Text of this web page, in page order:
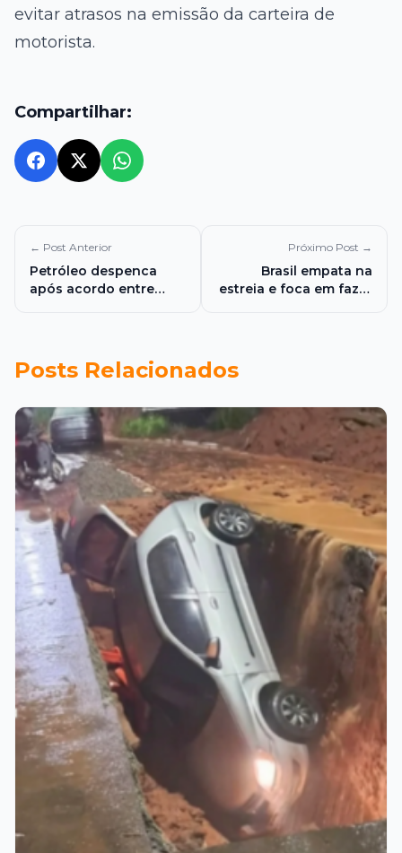
evitar atrasos na emissão da carteira de
motorista.
Compartilhar:
← Post Anterior
Petróleo despenca
após acordo entre
Próximo Post →
Brasil empata na
estreia e foca em fazer
Posts Relacionados